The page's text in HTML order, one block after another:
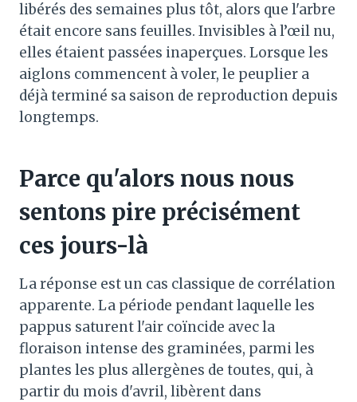
libérés des semaines plus tôt, alors que l'arbre
était encore sans feuilles. Invisibles à l’œil nu,
elles étaient passées inaperçues. Lorsque les
aiglons commencent à voler, le peuplier a
déjà terminé sa saison de reproduction depuis
longtemps.
Parce qu'alors nous nous
sentons pire précisément
ces jours-là
La réponse est un cas classique de corrélation
apparente. La période pendant laquelle les
pappus saturent l'air coïncide avec la
floraison intense des graminées, parmi les
plantes les plus allergènes de toutes, qui, à
partir du mois d'avril, libèrent dans